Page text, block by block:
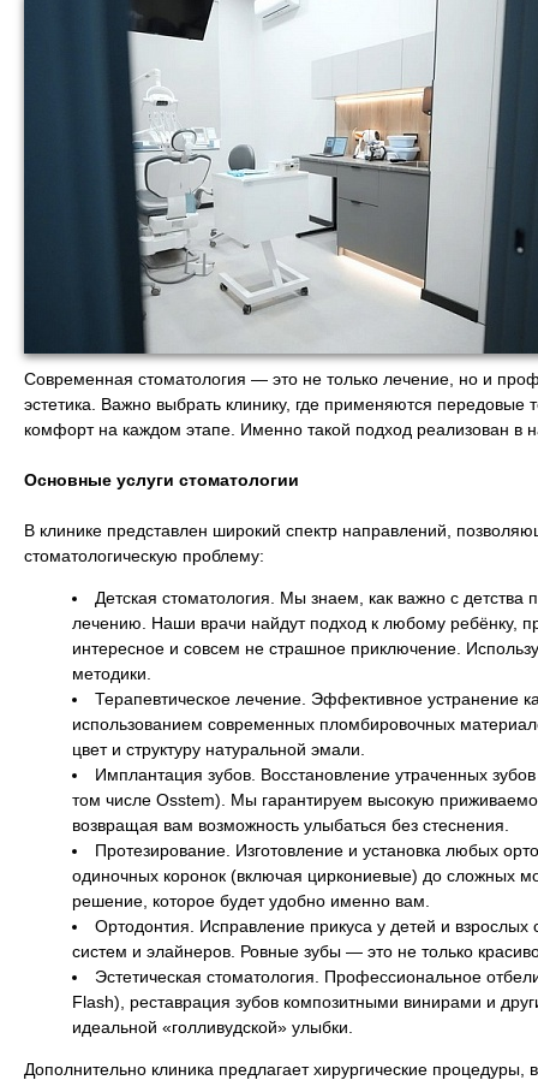
Современная стоматология — это не только лечение, но и
эстетика. Важно выбрать клинику, где применяются передовые
комфорт на каждом этапе. Именно такой подход реализован в
Основные услуги стоматологии
В клинике представлен широкий спектр направлений,
стоматологическую проблему:
Детская стоматология. Мы знаем, как важно с детства
лечению. Наши врачи найдут подход к любому ребёнку,
интересное и совсем не страшное приключение.
методики.
Терапевтическое лечение. Эффективное устранение
использованием современных пломбировочных
цвет и структуру натуральной эмали.
Имплантация зубов. Восстановление утраченных
том числе Osstem). Мы гарантируем высокую
возвращая вам возможность улыбаться без стеснения.
Протезирование. Изготовление и установка любых
одиночных коронок (включая циркониевые) до сложных
решение, которое будет удобно именно вам.
Ортодонтия. Исправление прикуса у детей и
систем и элайнеров. Ровные зубы — это не только
Эстетическая стоматология. Профессиональное
Flash), реставрация зубов композитными винирами и
идеальной «голливудской» улыбки.
Дополнительно клиника предлагает хирургические процедуры,